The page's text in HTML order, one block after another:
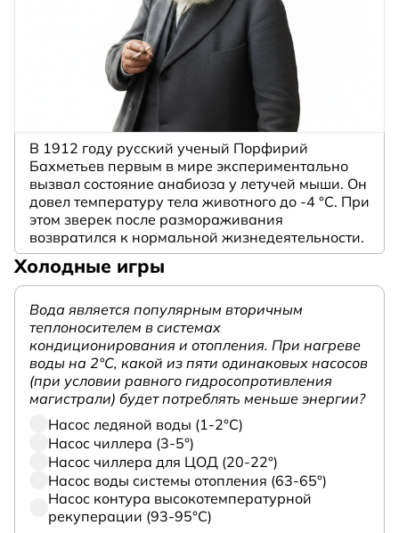
В 1912 году русский ученый Порфирий
Бахметьев первым в мире экспериментально
вызвал состояние анабиоза у летучей мыши. Он
довел температуру тела животного до -4 °C. При
этом зверек после размораживания
возвратился к нормальной жизнедеятельности.
Холодные игры
Вода является популярным вторичным
теплоносителем в системах
кондиционирования и отопления. При нагреве
воды на 2°С, какой из пяти одинаковых насосов
(при условии равного гидросопротивления
магистрали) будет потреблять меньше энергии?
Насос ледяной воды (1-2°С)
Насос чиллера (3-5°)
Насос чиллера для ЦОД (20-22°)
Насос воды системы отопления (63-65°)
Насос контура высокотемпературной
рекуперации (93-95°С)